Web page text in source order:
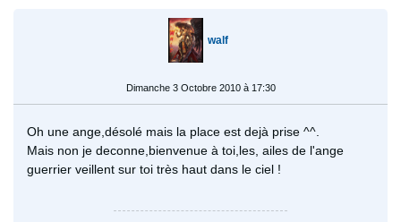
walf
Dimanche 3 Octobre 2010 à 17:30
Oh une ange,désolé mais la place est dejà prise ^^.
Mais non je deconne,bienvenue à toi,les, ailes de l'ange
guerrier veillent sur toi très haut dans le ciel !